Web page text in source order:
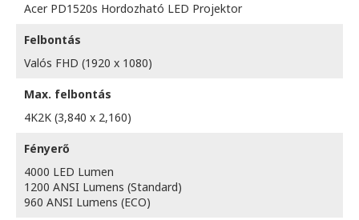
Acer PD1520s Hordozható LED Projektor
Felbontás
Valós FHD (1920 x 1080)
Max. felbontás
4K2K (3,840 x 2,160)
Fényerő
4000 LED Lumen
1200 ANSI Lumens (Standard)
960 ANSI Lumens (ECO)